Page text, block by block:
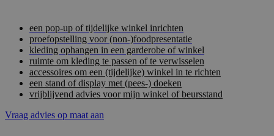
een pop-up of tijdelijke winkel inrichten
proefopstelling voor (non-)foodpresentatie
kleding ophangen in een garderobe of winkel
ruimte om kleding te passen of te verwisselen
accessoires om een (tijdelijke) winkel in te richten
een stand of display met (pees-) doeken
vrijblijvend advies voor mijn winkel of beursstand
Vraag advies op maat aan